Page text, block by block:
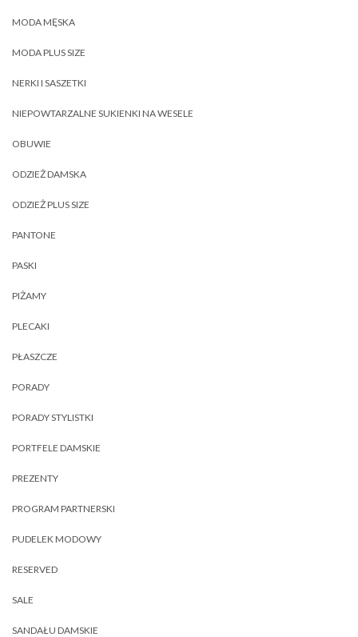
MODA MĘSKA
MODA PLUS SIZE
NERKI I SASZETKI
NIEPOWTARZALNE SUKIENKI NA WESELE
OBUWIE
ODZIEŻ DAMSKA
ODZIEŻ PLUS SIZE
PANTONE
PASKI
PIŻAMY
PLECAKI
PŁASZCZE
PORADY
PORADY STYLISTKI
PORTFELE DAMSKIE
PREZENTY
PROGRAM PARTNERSKI
PUDELEK MODOWY
RESERVED
SALE
SANDAŁU DAMSKIE